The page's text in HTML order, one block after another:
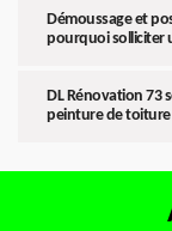
Démoussage et
pourquoi solliciter
DL Rénovation 73
peinture de toiture